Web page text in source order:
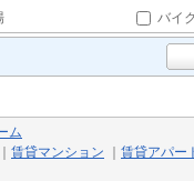
バイ
ム
賃貸マンション
賃貸アパー